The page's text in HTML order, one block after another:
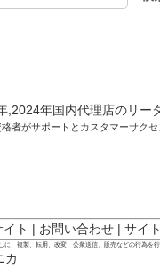
者がサポートとカスタマーサクセ
ト | お問い合わせ| サイ
、複製、転用、改変、公衆送信、販売などの行為を行